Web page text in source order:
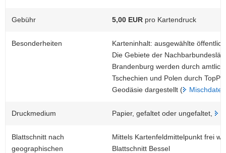
Gebühr 5,00 EUR pro Kartendruck
Besonderheiten
Karteninhalt: ausgewählte
Die Gebiete der
Brandenburg werden durch
Tschechien und Polen durch
Geodäsie dargestellt (
Druckmedium Papier, gefaltet oder ungefaltet,
Blattschnitt nach
geographischen
Mittels Kartenfeldmittelpunkt frei
Blattschnitt Bessel